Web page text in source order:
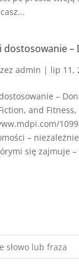
dostosowanie
admin | lip 11,
–
and
–
się zajmuje